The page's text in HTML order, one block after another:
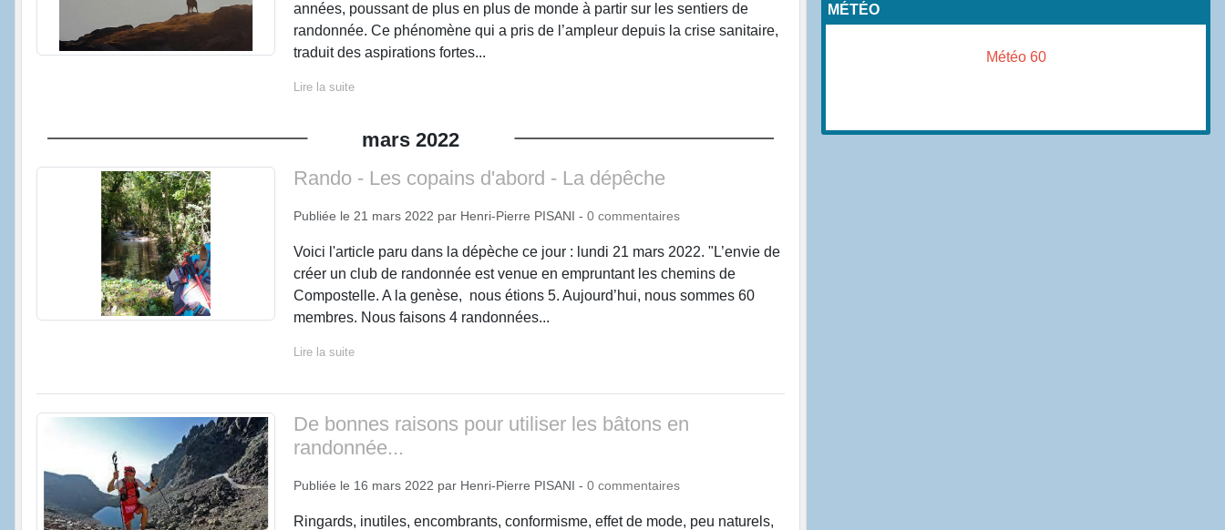
années, poussant de plus en plus de monde à partir sur les sentiers de
randonnée. Ce phénomène qui a pris de l’ampleur depuis la crise sanitaire,
traduit des aspirations fortes...
Lire la suite
mars 2022
Rando - Les copains d'abord - La dépêche
Publiée le 21 mars 2022 par Henri-Pierre PISANI - 0 commentaires
Voici l'article paru dans la dépèche ce jour : lundi 21 mars 2022. "L’envie de
créer un club de randonnée est venue en empruntant les chemins de
Compostelle. A la genèse, nous étions 5. Aujourd’hui, nous sommes 60
membres. Nous faisons 4 randonnées...
Lire la suite
De bonnes raisons pour utiliser les bâtons en
randonnée...
Publiée le 16 mars 2022 par Henri-Pierre PISANI - 0 commentaires
Ringards, inutiles, encombrants, conformisme, effet de mode, peu naturels,